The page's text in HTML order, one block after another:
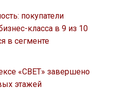
покупатели
класса в 9 из 10
в сегменте
«СВЕТ» завершено
этажей